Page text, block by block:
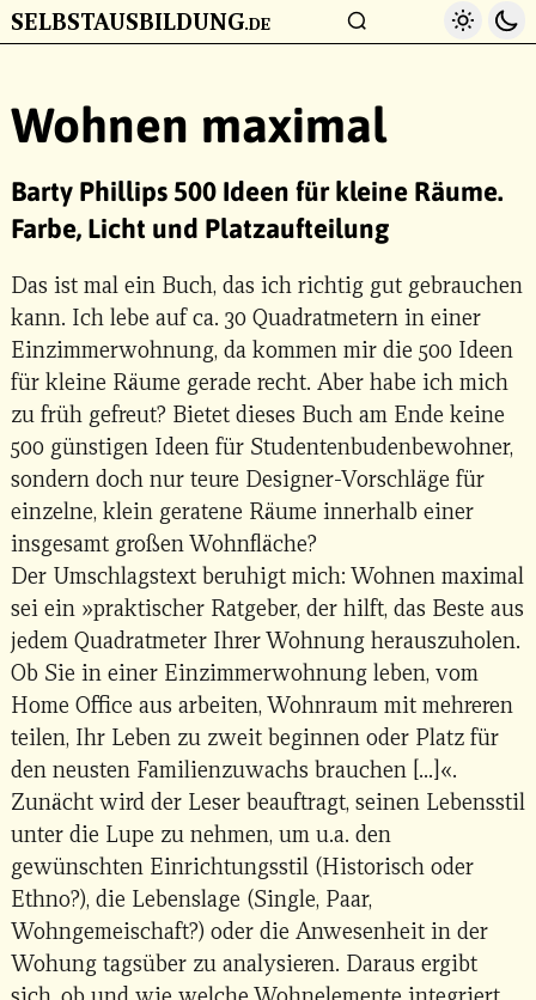
ZUM HAUPTINHALT
SELBSTAUSBILDUNG.DE Light
Wohnen maximal
Barty Phillips 500 Ideen für kleine Räume.
Farbe, Licht und Platzaufteilung
Das ist mal ein Buch, das ich richtig gut gebrauchen
kann. Ich lebe auf ca. 30 Quadratmetern in einer
Einzimmerwohnung, da kommen mir die 500 Ideen
für kleine Räume gerade recht. Aber habe ich mich
zu früh gefreut? Bietet dieses Buch am Ende keine
500 günstigen Ideen für Studentenbudenbewohner,
sondern doch nur teure Designer-Vorschläge für
einzelne, klein geratene Räume innerhalb einer
insgesamt großen Wohnfläche?
Der Umschlagstext beruhigt mich: Wohnen maximal
sei ein »praktischer Ratgeber, der hilft, das Beste aus
jedem Quadratmeter Ihrer Wohnung herauszuholen.
Ob Sie in einer Einzimmerwohnung leben, vom
Home Office aus arbeiten, Wohnraum mit mehreren
teilen, Ihr Leben zu zweit beginnen oder Platz für
den neusten Familienzuwachs brauchen [...]«.
Zunächt wird der Leser beauftragt, seinen Lebensstil
unter die Lupe zu nehmen, um u.a. den
gewünschten Einrichtungsstil (Historisch oder
Ethno?), die Lebenslage (Single, Paar,
Wohngemeischaft?) oder die Anwesenheit in der
Wohung tagsüber zu analysieren. Daraus ergibt